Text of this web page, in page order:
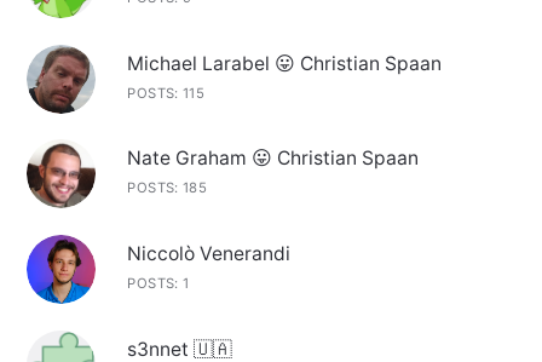
Michael Larabel 😛 Christian Spaan
POSTS: 115
Nate Graham 😛 Christian Spaan
POSTS: 185
Niccolò Venerandi
POSTS: 1
s3nnet 🇺🇦